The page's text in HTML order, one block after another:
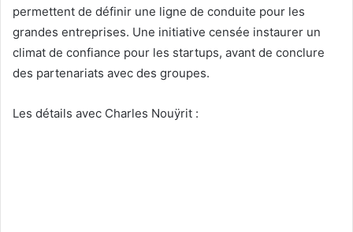
permettent de définir une ligne de conduite pour les
grandes entreprises. Une initiative censée instaurer un
climat de confiance pour les startups, avant de conclure
des partenariats avec des groupes.
Les détails avec Charles Nouÿrit :